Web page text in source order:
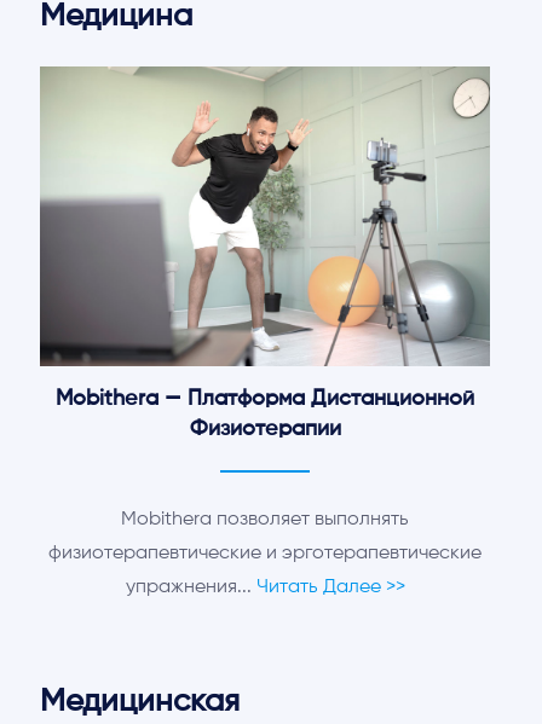
Медицина
Mobithera — Платформа Дистанционной
Физиотерапии
Mobithera позволяет выполнять
физиотерапевтические и эрготерапевтические
упражнения... Читать Далее >>
Медицинская